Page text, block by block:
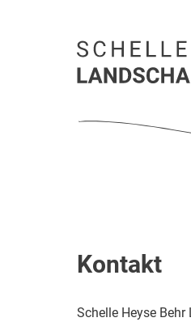
Kontakt
Schelle Heyse